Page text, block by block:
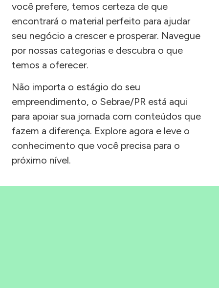
você prefere, temos certeza de que
encontrará o material perfeito para ajudar
seu negócio a crescer e prosperar. Navegue
por nossas categorias e descubra o que
temos a oferecer.
Não importa o estágio do seu
empreendimento, o Sebrae/PR está aqui
para apoiar sua jornada com conteúdos que
fazem a diferença. Explore agora e leve o
conhecimento que você precisa para o
próximo nível.